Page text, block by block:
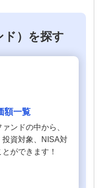
ン
ド）を探す
額一覧
ンドの中から、
投資対象、NISA対
ができます！